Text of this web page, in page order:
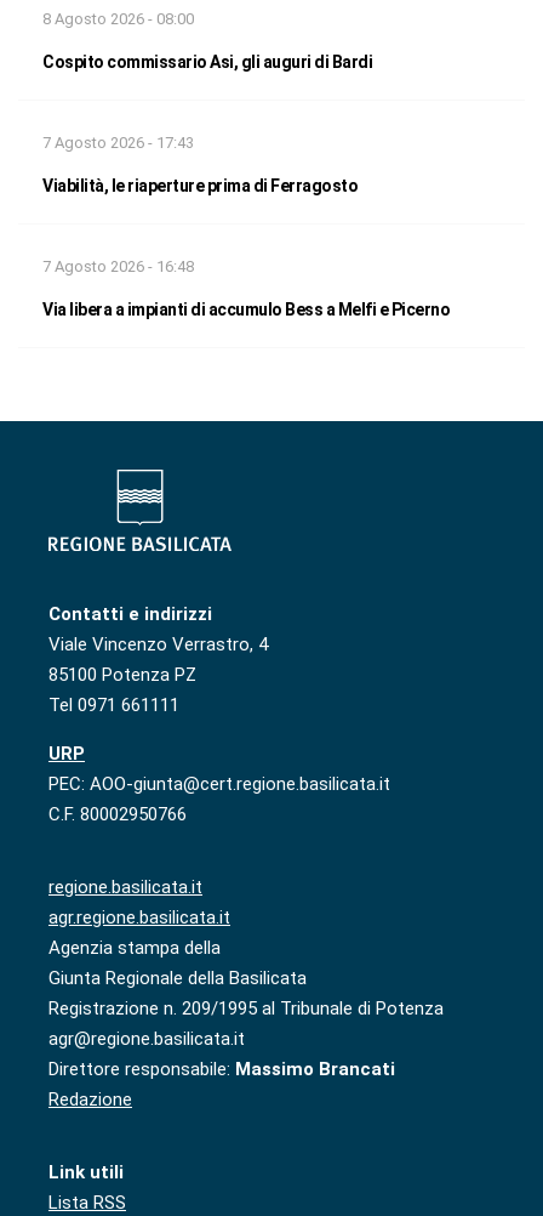
8 Agosto 2026 - 08:00
Cospito commissario Asi, gli auguri di Bardi
7 Agosto 2026 - 17:43
Viabilità, le riaperture prima di Ferragosto
7 Agosto 2026 - 16:48
Via libera a impianti di accumulo Bess a Melfi e Picerno
Contatti e indirizzi
Viale Vincenzo Verrastro, 4
85100 Potenza PZ
Tel 0971 661111
URP
PEC: AOO-giunta@cert.regione.basilicata.it
C.F. 80002950766
regione.basilicata.it
agr.regione.basilicata.it
Agenzia stampa della
Giunta Regionale della Basilicata
Registrazione n. 209/1995 al Tribunale di Potenza
agr@regione.basilicata.it
Direttore responsabile: Massimo Brancati
Redazione
Link utili
Lista RSS